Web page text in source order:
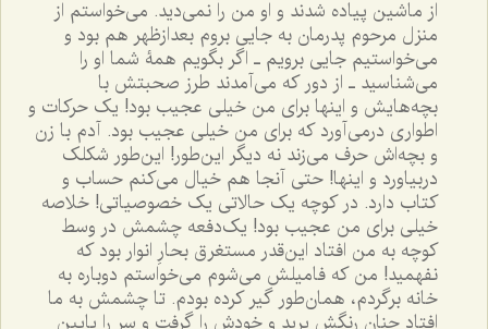
از ماشین پیاده شدند و او من را نمى‌دید. مى‌خواستم از
منزل مرحوم پدرمان به جایى بروم بعدازظهر هم بود و
مى‌خواستیم جایى برویم ـ اگر بگویم همۀ شما او را
مى‌شناسید ـ از دور که مى‌آمدند طرز صحبتش با
بچه‌هایش و اینها براى من خیلى عجیب بود! یک حرکات و
اطوارى درمی‌آورد که براى من خیلى عجیب بود. آدم با زن
و بچه‌اش حرف مى‌زند نه دیگر این‌طور! این‌طور شکلک
دربیاورد و اینها! حتى آنجا هم خیال مى‌کنم حساب و
کتاب دارد. در کوچه یک حالاتى یک خصوصیاتى! خلاصه
خیلى براى من عجیب بود! یک‌دفعه چشمش در وسط
کوچه به من افتاد این‌قدر مستغرق بحارِ انوار بود که
نفهمید! من که فامیلش مى‌شوم مى‌خواستم دوباره به
خانه برگردم، همان‌طور گیر کرده بودم. تا چشمش به ما
افتاد چنان رنگش پرید و خودش را گرفت و سر را پایین